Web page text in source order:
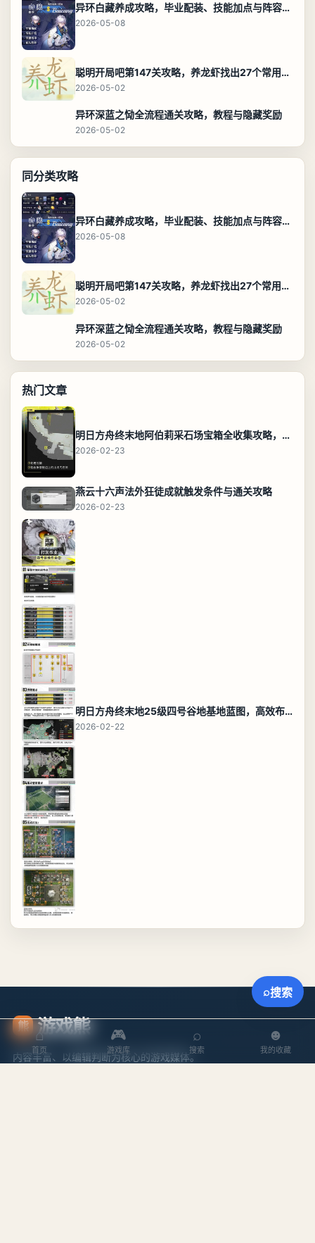
异环白藏养成攻略，毕业配装、技能加点与阵容搭配保姆级解析
2026-05-08
聪明开局吧第147关攻略，养龙虾找出27个常用字通关答案
2026-05-02
异环深蓝之恸全流程通关攻略，教程与隐藏奖励
2026-05-02
同分类攻略
异环白藏养成攻略，毕业配装、技能加点与阵容搭配保姆级解析
2026-05-08
聪明开局吧第147关攻略，养龙虾找出27个常用字通关答案
2026-05-02
异环深蓝之恸全流程通关攻略，教程与隐藏奖励
2026-05-02
热门文章
明日方舟终末地阿伯莉采石场宝箱全收集攻略，全点位分布图与路线
2026-02-23
燕云十六声法外狂徒成就触发条件与通关攻略
2026-02-23
明日方舟终末地25级四号谷地基地蓝图，高效布局规划
2026-02-22
熊 游戏熊
内容丰富、以编辑判断为核心的游戏媒体。
⌂
首页
🎮
游戏库
⌕
搜索
☻
我的收藏
⌕搜索